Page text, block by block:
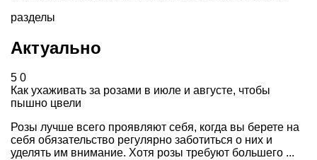
разделы
Актуально
5 0
Как ухаживать за розами в июле и августе, чтобы
пышно цвели
Розы лучше всего проявляют себя, когда вы берете на
себя обязательство регулярно заботиться о них и
уделять им внимание. Хотя розы требуют большего ...